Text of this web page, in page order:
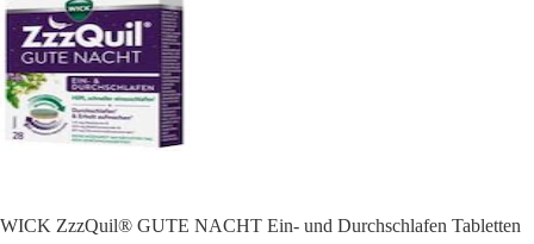
WICK ZzzQuil® GUTE NACHT Ein- und Durchschlafen Tabletten